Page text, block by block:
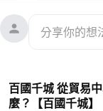
百國千城 從貿易
麼？【百國千城】